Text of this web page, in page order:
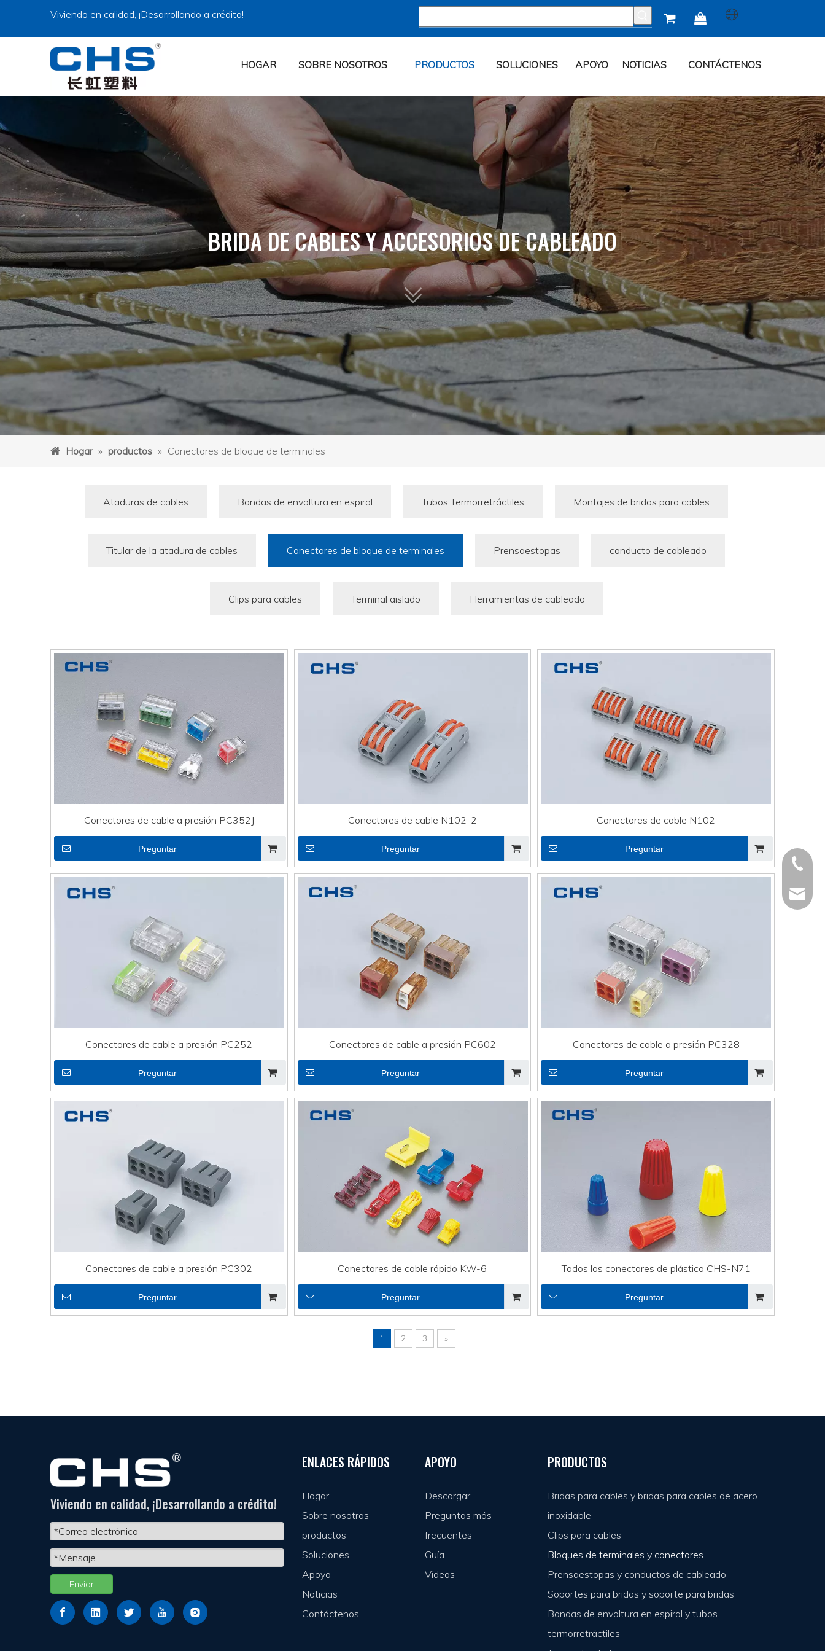
Viviendo en calidad, ¡Desarrollando a crédito!  
HOGAR SOBRE NOSOTROS PRODUCTOS SOLUCIONES APOYO NOTICIAS CONTÁCTENOS
BRIDA DE CABLES Y ACCESORIOS DE CABLEADO
Hogar » productos » Conectores de bloque de terminales
Ataduras de cables Bandas de envoltura en espiral Tubos Termorretráctiles Montajes de bridas para cables
Titular de la atadura de cables Conectores de bloque de terminales Prensaestopas conducto de cableado
Clips para cables Terminal aislado Herramientas de cableado
Conectores de cable a presión PC352J
Preguntar
Conectores de cable N102-2
Preguntar
Conectores de cable N102
Preguntar
Conectores de cable a presión PC252
Preguntar
Conectores de cable a presión PC602
Preguntar
Conectores de cable a presión PC328
Preguntar
Conectores de cable a presión PC302
Preguntar
Conectores de cable rápido KW-6
Preguntar
Todos los conectores de plástico CHS-N71
Preguntar
1 2 3 »
Viviendo en calidad, ¡Desarrollando a crédito!
Enviar
+86 -
+86 -
ENLACES RÁPIDOS
Hogar
Sobre nosotros
productos
Soluciones
Apoyo
Noticias
Contáctenos
APOYO
Descargar
Preguntas más
frecuentes
Guía
Vídeos
PRODUCTOS
Bridas para cables y bridas para cables de acero
inoxidable
Clips para cables
Bloques de terminales y conectores
Prensaestopas y conductos de cableado
Soportes para bridas y soporte para bridas
Bandas de envoltura en espiral y tubos
termorretráctiles